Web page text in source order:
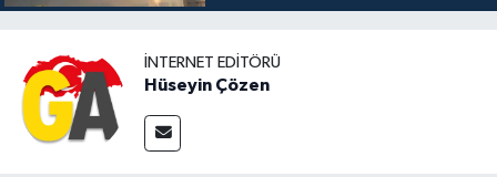
İNTERNET EDITÖRÜ
Hüseyin Çözen